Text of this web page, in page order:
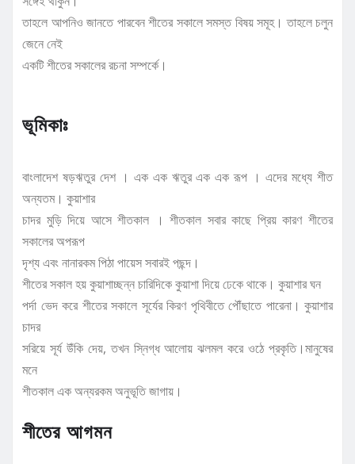
তাহলে আপনিও জানতে পারবেন শীতের সকালে সমস্ত বিষয় সমূহ। তাহলে চলুন
জেনে নেই
একটি শীতের সকালের রচনা সম্পর্কে।
ভূমিকাঃ
বাংলাদেশ ষড়ঋতুর দেশ । এক এক ঋতুর এক এক রূপ । এদের মধ্যে শীত
অন্যতম। কুয়াশার
চাদর মুড়ি দিয়ে আসে শীতকাল । শীতকাল সবার কাছে প্রিয় কারণ শীতের
সকালের অপরূপ
দৃশ্য এবং নানারকম পিঠা পায়েস সবারই পছন্দ।
শীতের সকাল হয় কুয়াশাচ্ছন্ন চারিদিকে কুয়াশা দিয়ে ঢেকে থাকে। কুয়াশার ঘন
পর্দা ভেদ করে শীতের সকালে সূর্যের কিরণ পৃথিবীতে পৌঁছাতে পারেনা। কুয়াশার
চাদর
সরিয়ে সূর্য উঁকি দেয়, তখন স্নিগ্ধ আলোয় ঝলমল করে ওঠে প্রকৃতি।মানুষের
মনে
শীতকাল এক অন্যরকম অনুভূতি জাগায়।
শীতের আগমন